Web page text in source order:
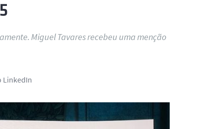
Miguel Tavares recebeu uma menção
LinkedIn